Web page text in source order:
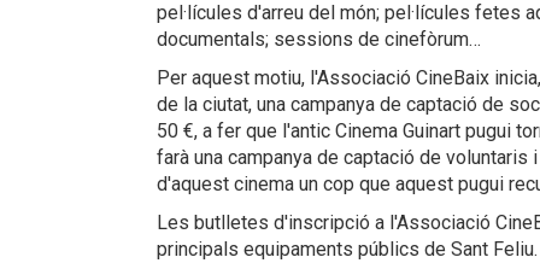
pel·lícules d'arreu del món; pel·lícules fetes
documentals; sessions de cinefòrum…
Per aquest motiu, l'Associació CineBaix
de la ciutat, una campanya de captació de
50 €, a fer que l'antic Cinema Guinart pugui
farà una campanya de captació de
d'aquest cinema un cop que aquest pugui
Les butlletes d'inscripció a l'Associació
principals equipaments públics de Sant